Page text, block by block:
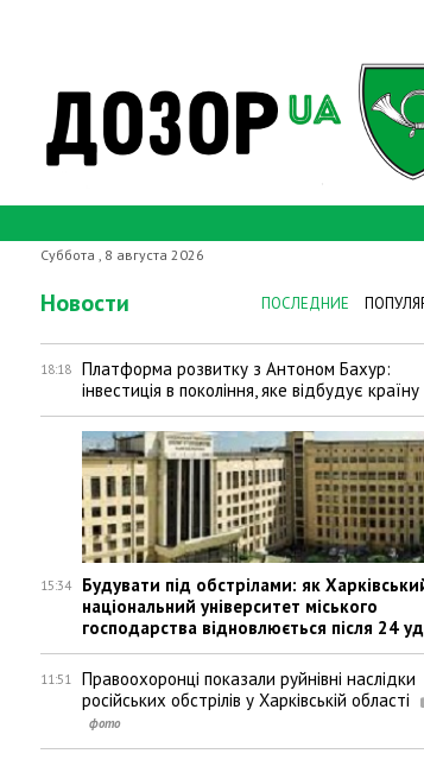
Суббота , 8 августа 2026
Новости ПОСЛЕДНИЕ
18:18
Платформа розвитку з Антоном Бахур:
інвестиція в покоління, яке відбудує країну
15:34
Будувати під обстрілами: як
національний університет міського
господарства відновлюється після 24
11:51
Правоохоронці показали руйнівні наслідки
російських обстрілів у Харківській області